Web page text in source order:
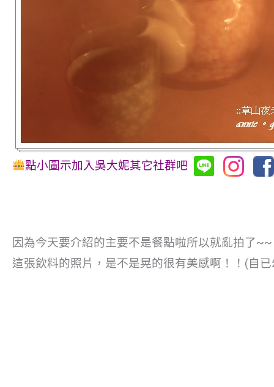
點小圖示加入吳大妮其它社群吧
因為今天要介紹的主要不是餐點啦所以就亂拍了~~
這張飲料的照片，是不是晃的很有美感啊！！(自